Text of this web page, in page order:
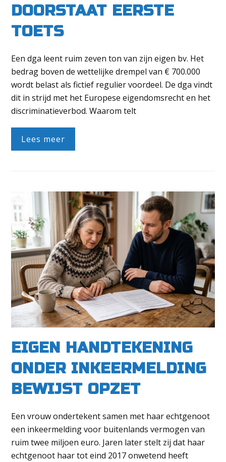
DOORSTAAT EERSTE
TOETS
Een dga leent ruim zeven ton van zijn eigen bv. Het
bedrag boven de wettelijke drempel van € 700.000
wordt belast als fictief regulier voordeel. De dga vindt
dit in strijd met het Europese eigendomsrecht en het
discriminatieverbod. Waarom telt
Lees meer
EIGEN HANDTEKENING
ONDER INKEERMELDING
BEWIJST OPZET
Een vrouw ondertekent samen met haar echtgenoot
een inkeermelding voor buitenlands vermogen van
ruim twee miljoen euro. Jaren later stelt zij dat haar
echtgenoot haar tot eind 2017 onwetend heeft